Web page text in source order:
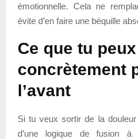
émotionnelle. Cela ne
évite d’en faire une béquille
Ce que tu
concrètement
l’avant
Si tu veux sortir de la
d’une logique de fusion à